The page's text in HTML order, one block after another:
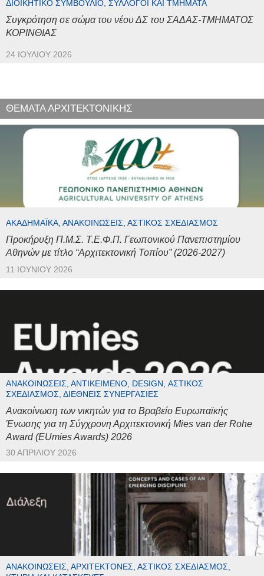
ΔΙΟΙΚΗΤΙΚΌ ΣΥΜΒΟΎΛΙΟ, ΣΎΛΛΟΓΟΙ ΚΑΙ ΤΜΉΜΑΤΑ
Συγκρότηση σε σώμα του νέου ΔΣ του ΣΑΔΑΣ-ΤΜΗΜΑΤΟΣ
ΚΟΡΙΝΘΙΑΣ
24 ΙΟΥΛΊΟΥ 2026
ΘΕΜΑΤΑ ΑΡΧΙΤΕΚΤΟΝΙΚΗΣ
ΑΚΑΔΗΜΑΪΚΆ, ΑΝΑΚΟΙΝΏΣΕΙΣ, ΑΣΤΙΚΌΣ ΣΧΕΔΙΑΣΜΌΣ
Προκήρυξη Π.Μ.Σ. Τ.Ε.Φ.Π. Γεωπονικού Πανεπιστημίου
Αθηνών με τίτλο “Αρχιτεκτονική Τοπίου” (2026-2027)
11 ΙΟΥΝΊΟΥ 2026
ΑΝΑΚΟΙΝΏΣΕΙΣ, ΑΝΤΙΚΕΊΜΕΝΟ, DESIGN, ΑΣΤΙΚΌΣ
ΣΧΕΔΙΑΣΜΌΣ, ΔΙΕΘΝΕΊΣ ΣΥΝΕΡΓΑΣΊΕΣ
Ανακοίνωση των νικητών για το Βραβείο Ευρωπαϊκής
Ένωσης για τη Σύγχρονη Αρχιτεκτονική Mies van der Rohe
Award (EUmies Awards) 2026
30 ΑΠΡΙΛΊΟΥ 2026
ΑΝΑΚΟΙΝΏΣΕΙΣ, ΑΡΧΙΤΈΚΤΟΝΕΣ, ΑΣΤΙΚΌΣ ΣΧΕΔΙΑΣΜΌΣ,